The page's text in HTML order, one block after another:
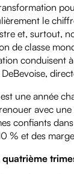
le
et, surtout,
de classe
conduisent
une année
avec
confiants
% et des
quatrième